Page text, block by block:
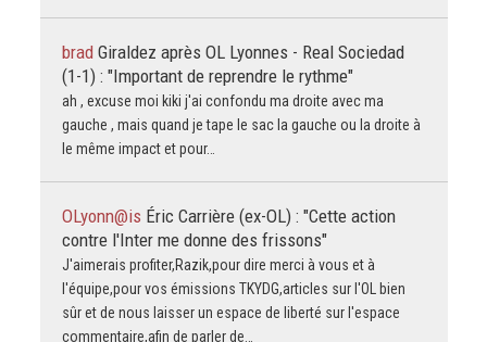
brad Giraldez après OL Lyonnes - Real Sociedad
(1-1) : "Important de reprendre le rythme"
ah , excuse moi kiki j'ai confondu ma droite avec ma
gauche , mais quand je tape le sac la gauche ou la droite à
le même impact et pour…
OLyonn@is Éric Carrière (ex-OL) : "Cette action
contre l'Inter me donne des frissons"
J'aimerais profiter,Razik,pour dire merci à vous et à
l'équipe,pour vos émissions TKYDG,articles sur l'OL bien
sûr et de nous laisser un espace de liberté sur l'espace
commentaire,afin de parler de…